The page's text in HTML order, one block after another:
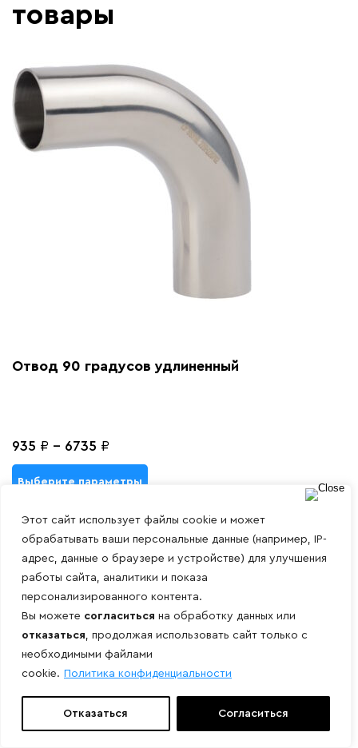
Этот сайт использует файлы cookie и может
обрабатывать ваши персональные данные (например, IP-
адрес, данные о браузере и устройстве) для улучшения
работы сайта, аналитики и показа
персонализированного контента.
Вы можете согласиться на обработку данных или
отказаться, продолжая использовать сайт только с
необходимыми файлами
cookie. Политика конфиденциальности
Отказаться Согласиться
товары
Отвод 90 градусов удлиненный
935 ₽ - 6735 ₽
Выберите параметры